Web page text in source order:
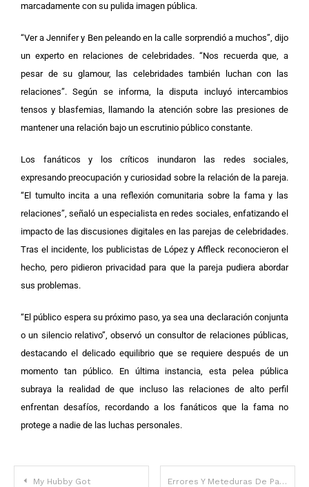
marcadamente con su pulida imagen pública.
“Ver a Jennifer y Ben peleando en la calle sorprendió a muchos”, dijo
un experto en relaciones de celebridades. “Nos recuerda que, a
pesar de su glamour, las celebridades también luchan con las
relaciones”. Según se informa, la disputa incluyó intercambios
tensos y blasfemias, llamando la atención sobre las presiones de
mantener una relación bajo un escrutinio público constante.
Los fanáticos y los críticos inundaron las redes sociales,
expresando preocupación y curiosidad sobre la relación de la pareja.
“El tumulto incita a una reflexión comunitaria sobre la fama y las
relaciones”, señaló un especialista en redes sociales, enfatizando el
impacto de las discusiones digitales en las parejas de celebridades.
Tras el incidente, los publicistas de López y Affleck reconocieron el
hecho, pero pidieron privacidad para que la pareja pudiera abordar
sus problemas.
“El público espera su próximo paso, ya sea una declaración conjunta
o un silencio relativo”, observó un consultor de relaciones públicas,
destacando el delicado equilibrio que se requiere después de un
momento tan público. En última instancia, esta pelea pública
subraya la realidad de que incluso las relaciones de alto perfil
enfrentan desafíos, recordando a los fanáticos que la fama no
protege a nadie de las luchas personales.
My Hubby Got Errores Y Meteduras De Pata Poco Conocidos En ‘leave It To Beaver’